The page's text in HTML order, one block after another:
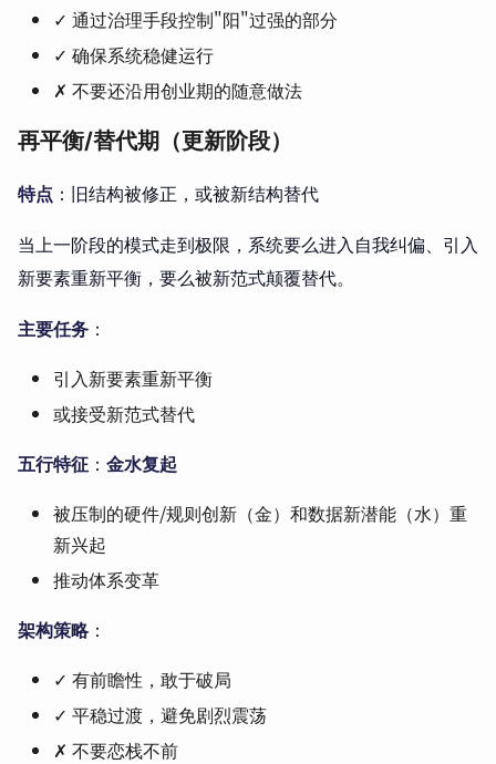
✓ 通过治理手段控制"阳"过强的部分
✓ 确保系统稳健运行
✗ 不要还沿用创业期的随意做法
再平衡/替代期（更新阶段）
特点 ：旧结构被修正，或被新结构替代
当上一阶段的模式走到极限，系统要么进入自我纠偏、引入
新要素重新平衡，要么被新范式颠覆替代。
主要任务 ：
引入新要素重新平衡
或接受新范式替代
五行特征 ： 金水复起
被压制的硬件/规则创新（金）和数据新潜能（水）重
新兴起
推动体系变革
架构策略：
✓ 有前瞻性，敢于破局
✓ 平稳过渡，避免剧烈震荡
✗ 不要恋栈不前